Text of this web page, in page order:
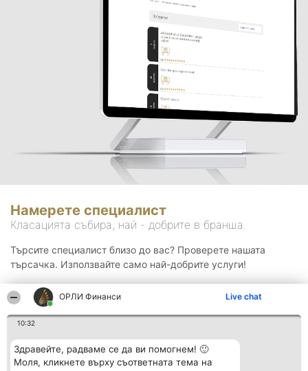
ОРЛИ Финанси Live chat
10:32
Здравейте, радваме се да ви помогнем! 🙂
Моля, кликнете върху съответната тема на
Намерете специалист
Класацията събира, най - добрите в бранша.
Търсите специалист близо до вас? Проверете нашата
търсачка. Използвайте само най-добрите услуги!